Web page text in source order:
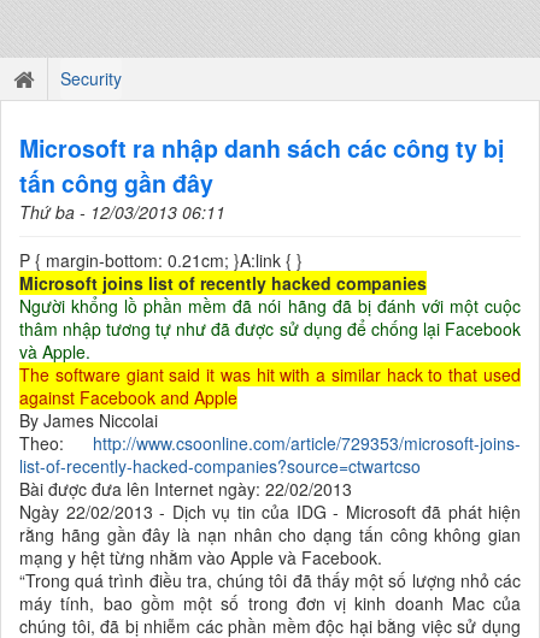
Security
Microsoft ra nhập danh sách các công ty bị
tấn công gần đây
Thứ ba - 12/03/2013 06:11
P { margin-bottom: 0.21cm; }A:link { }
Microsoft joins list of recently hacked companies
Người khổng lồ phần mềm đã nói hãng đã bị đánh với một cuộc
thâm nhập tương tự như đã được sử dụng để chống lại Facebook
và Apple.
The software giant said it was hit with a similar hack to that used
against Facebook and Apple
By James Niccolai
Theo: http://www.csoonline.com/article/729353/microsoft-joins-
list-of-recently-hacked-companies?source=ctwartcso
Bài được đưa lên Internet ngày: 22/02/2013
Ngày 22/02/2013 - Dịch vụ tin của IDG - Microsoft đã phát hiện
rằng hãng gần đây là nạn nhân cho dạng tấn công không gian
mạng y hệt từng nhằm vào Apple và Facebook.
“Trong quá trình điều tra, chúng tôi đã thấy một số lượng nhỏ các
máy tính, bao gồm một số trong đơn vị kinh doanh Mac của
chúng tôi, đã bị nhiễm các phần mềm độc hại bằng việc sử dụng